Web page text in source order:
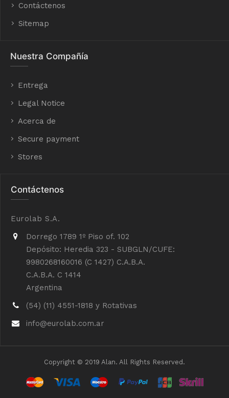
Contáctenos
Sitemap
Nuestra Compañía
Entrega
Legal Notice
Acerca de
Secure payment
Stores
Contáctenos
Eurolab S.A.
Dorrego 1789 1º Piso of. 102
Depósito: Heredia 323 - SUBGLN/CUFE:
9980268160016 (C 1427) C.A.B.A.
C.A.B.A. C 1414
Argentina
(54) (11) 4551-1818 y Rotativas
info@eurolab.com.ar
Copyright © 2019 Alan. All Rights Reserved.